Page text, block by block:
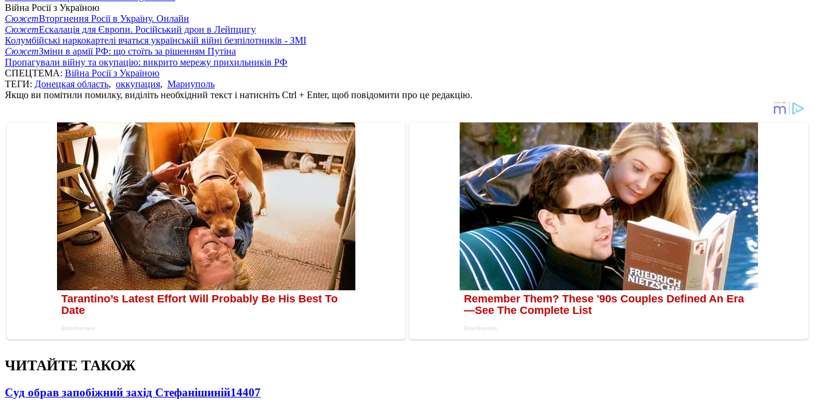
Війна Росії з Україною
СюжетВторгнення Росії в Україну. Онлайн
СюжетЕскалація для Європи. Російський дрон в Лейпцигу
Колумбійські наркокартелі вчаться українській війні безпілотників - ЗМІ
СюжетЗміни в армії РФ: що стоїть за рішенням Путіна
Пропагували війну та окупацію: викрито мережу прихильників РФ
СПЕЦТЕМА: Війна Росії з Україною
ТЕГИ: Донецкая область, оккупация, Мариуполь
Якщо ви помітили помилку, виділіть необхідний текст і натисніть Ctrl + Enter, щоб повідомити про це редакцію.
ЧИТАЙТЕ ТАКОЖ
Суд обрав запобіжний захід Стефанішиній14407